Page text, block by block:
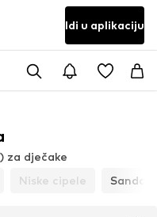
Idi u aplikaciju
za dječake
Niske cipele Sandale